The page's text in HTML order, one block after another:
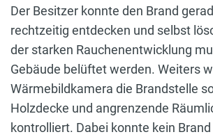
Der Besitzer konnte den Brand
rechtzeitig entdecken und selbst
der starken Rauchenentwicklung
Gebäude belüftet werden. Weiters
Wärmebildkamera die Brandstelle
Holzdecke und angrenzende
kontrolliert. Dabei konnte kein